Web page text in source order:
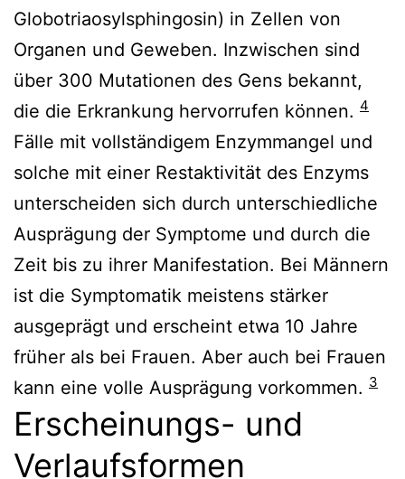
Globotriaosylsphingosin) in Zellen von
Organen und Geweben. Inzwischen sind
über 300 Mutationen des Gens bekannt,
die die Erkrankung hervorrufen können. 4
Fälle mit vollständigem Enzymmangel und
solche mit einer Restaktivität des Enzyms
unterscheiden sich durch unterschiedliche
Ausprägung der Symptome und durch die
Zeit bis zu ihrer Manifestation. Bei Männern
ist die Symptomatik meistens stärker
ausgeprägt und erscheint etwa 10 Jahre
früher als bei Frauen. Aber auch bei Frauen
kann eine volle Ausprägung vorkommen. 3
Erscheinungs- und
Verlaufsformen